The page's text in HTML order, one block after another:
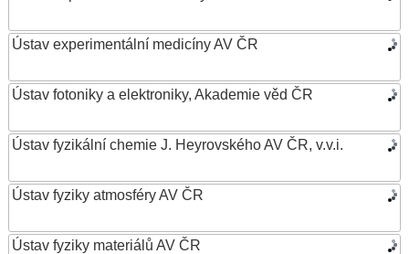
Ústav experimentální medicíny AV ČR
Ústav fotoniky a elektroniky, Akademie věd ČR
Ústav fyzikální chemie J. Heyrovského AV ČR, v.v.i.
Ústav fyziky atmosféry AV ČR
Ústav fyziky materiálů AV ČR